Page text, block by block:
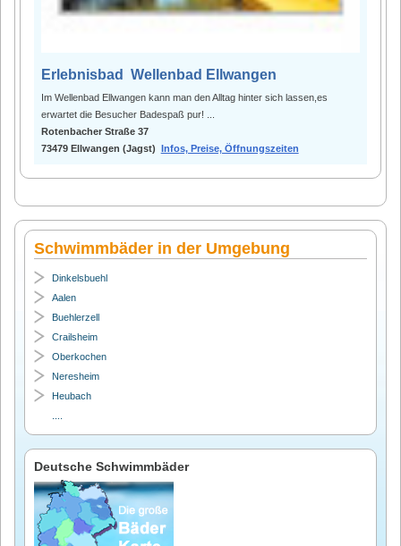
Erlebnisbad Wellenbad Ellwangen
Im Wellenbad Ellwangen kann man den Alltag hinter sich lassen,es
erwartet die Besucher Badespaß pur! ...
Rotenbacher Straße 37
73479 Ellwangen (Jagst)
Infos, Preise, Öffnungszeiten
Schwimmbäder in der Umgebung
Dinkelsbuehl
Aalen
Buehlerzell
Crailsheim
Oberkochen
Neresheim
Heubach
Deutsche Schwimmbäder